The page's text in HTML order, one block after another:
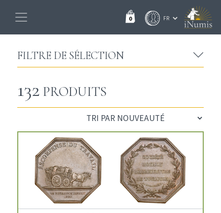
0
FILTRE DE SÉLECTION
132 PRODUITS